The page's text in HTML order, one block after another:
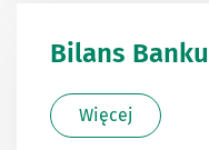
Bilans Banku
Więcej